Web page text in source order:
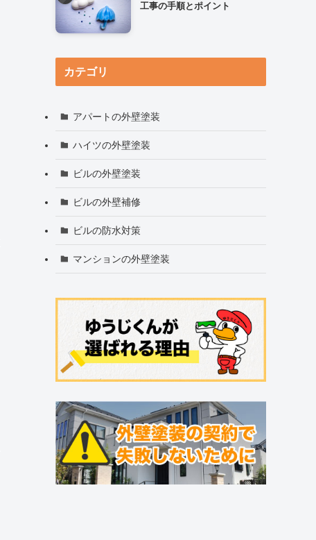
工事の手順とポイント
カテゴリ
アパートの外壁塗装
ハイツの外壁塗装
ビルの外壁塗装
ビルの外壁補修
ビルの防水対策
マンションの外壁塗装